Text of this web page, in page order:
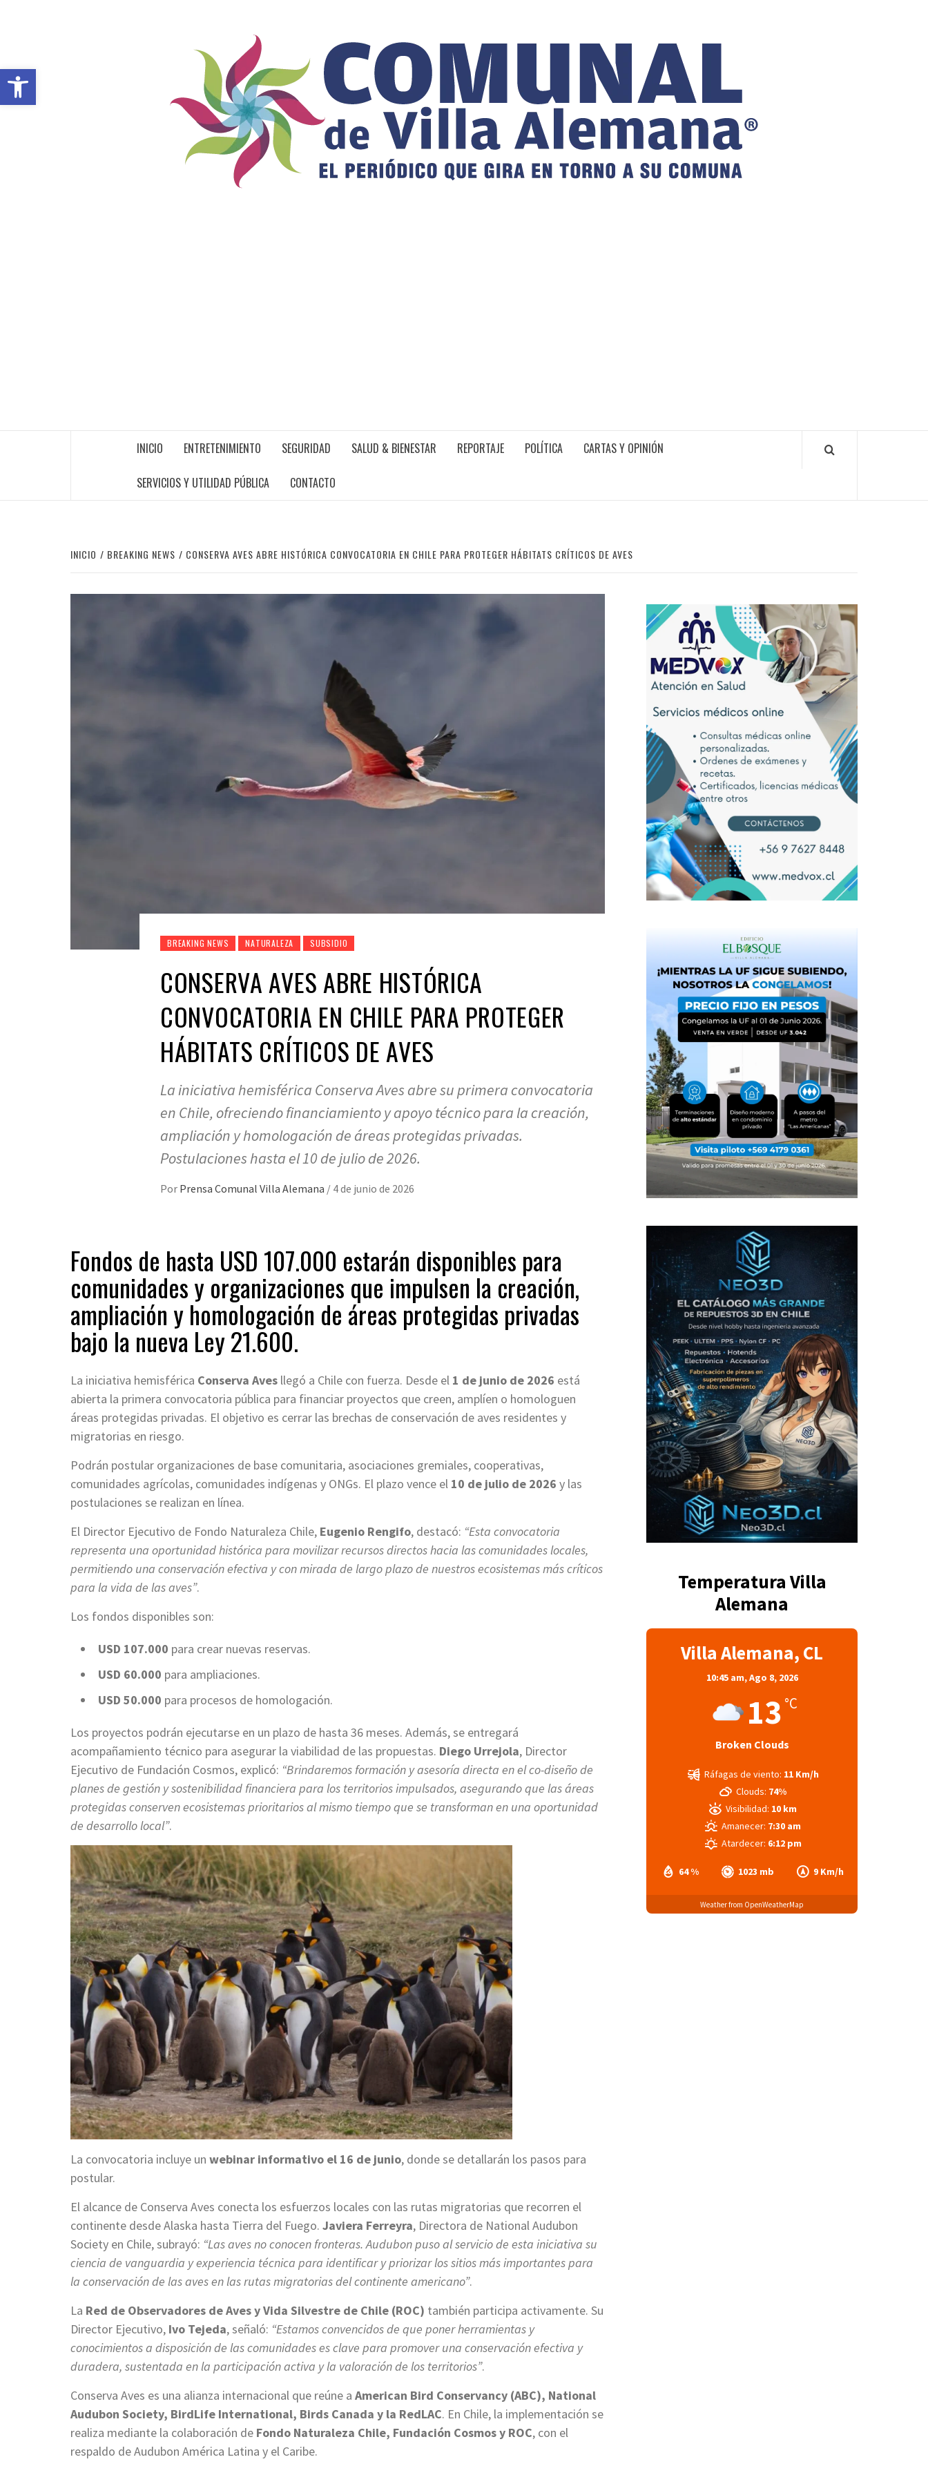
Abrir barra de herramientas
INICIO ENTRETENIMIENTO SEGURIDAD SALUD & BIENESTAR REPORTAJE POLÍTICA CARTAS Y OPINIÓN
SERVICIOS Y UTILIDAD PÚBLICA CONTACTO
INICIO BREAKING NEWS CONSERVA AVES ABRE HISTÓRICA CONVOCATORIA EN CHILE PARA PROTEGER HÁBITATS CRÍTICOS DE AVES
BREAKING NEWS NATURALEZA SUBSIDIO
CONSERVA AVES ABRE HISTÓRICA
CONVOCATORIA EN CHILE PARA PROTEGER
HÁBITATS CRÍTICOS DE AVES
La iniciativa hemisférica Conserva Aves abre su primera convocatoria
en Chile, ofreciendo financiamiento y apoyo técnico para la creación,
ampliación y homologación de áreas protegidas privadas.
Postulaciones hasta el 10 de julio de 2026.
Por Prensa Comunal Villa Alemana / 4 de junio de 2026
Fondos de hasta USD 107.000 estarán disponibles para
comunidades y organizaciones que impulsen la creación,
ampliación y homologación de áreas protegidas privadas
bajo la nueva Ley 21.600.
La iniciativa hemisférica Conserva Aves llegó a Chile con fuerza. Desde el 1 de junio de 2026 está
abierta la primera convocatoria pública para financiar proyectos que creen, amplíen o homologuen
áreas protegidas privadas. El objetivo es cerrar las brechas de conservación de aves residentes y
migratorias en riesgo.
Podrán postular organizaciones de base comunitaria, asociaciones gremiales, cooperativas,
comunidades agrícolas, comunidades indígenas y ONGs. El plazo vence el 10 de julio de 2026 y las
postulaciones se realizan en línea.
El Director Ejecutivo de Fondo Naturaleza Chile, Eugenio Rengifo, destacó: “Esta convocatoria
representa una oportunidad histórica para movilizar recursos directos hacia las comunidades locales,
permitiendo una conservación efectiva y con mirada de largo plazo de nuestros ecosistemas más críticos
para la vida de las aves”.
Los fondos disponibles son:
USD 107.000 para crear nuevas reservas.
USD 60.000 para ampliaciones.
USD 50.000 para procesos de homologación.
Los proyectos podrán ejecutarse en un plazo de hasta 36 meses. Además, se entregará
acompañamiento técnico para asegurar la viabilidad de las propuestas. Diego Urrejola, Director
Ejecutivo de Fundación Cosmos, explicó: “Brindaremos formación y asesoría directa en el co-diseño de
planes de gestión y sostenibilidad financiera para los territorios impulsados, asegurando que las áreas
protegidas conserven ecosistemas prioritarios al mismo tiempo que se transforman en una oportunidad
de desarrollo local”.
La convocatoria incluye un webinar informativo el 16 de junio, donde se detallarán los pasos para
postular.
El alcance de Conserva Aves conecta los esfuerzos locales con las rutas migratorias que recorren el
continente desde Alaska hasta Tierra del Fuego. Javiera Ferreyra, Directora de National Audubon
Society en Chile, subrayó: “Las aves no conocen fronteras. Audubon puso al servicio de esta iniciativa su
ciencia de vanguardia y experiencia técnica para identificar y priorizar los sitios más importantes para
la conservación de las aves en las rutas migratorias del continente americano”.
La Red de Observadores de Aves y Vida Silvestre de Chile (ROC) también participa activamente. Su
Director Ejecutivo, Ivo Tejeda, señaló: “Estamos convencidos de que poner herramientas y
conocimientos a disposición de las comunidades es clave para promover una conservación efectiva y
duradera, sustentada en la participación activa y la valoración de los territorios”.
Conserva Aves es una alianza internacional que reúne a American Bird Conservancy (ABC), National
Audubon Society, BirdLife International, Birds Canada y la RedLAC. En Chile, la implementación se
realiza mediante la colaboración de Fondo Naturaleza Chile, Fundación Cosmos y ROC, con el
respaldo de Audubon América Latina y el Caribe.
Temperatura Villa
Alemana
Villa Alemana, CL
10:45 am,Ago 8, 2026
13 °C
Broken Clouds
64 % 1023 mb 9 Km/h
Ráfagas de viento: 11 Km/h
Clouds: 74%
Visibilidad: 10 km
Amanecer: 7:30 am
Atardecer: 6:12 pm
Weather from OpenWeatherMap